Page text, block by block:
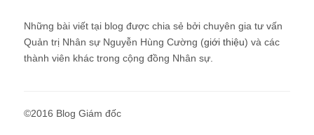
Những bài viết tại blog được chia sẻ bởi chuyên gia tư vấn
Quản trị Nhân sự Nguyễn Hùng Cường (giới thiệu) và các
thành viên khác trong cộng đồng Nhân sự.
©2016 Blog Giám đốc